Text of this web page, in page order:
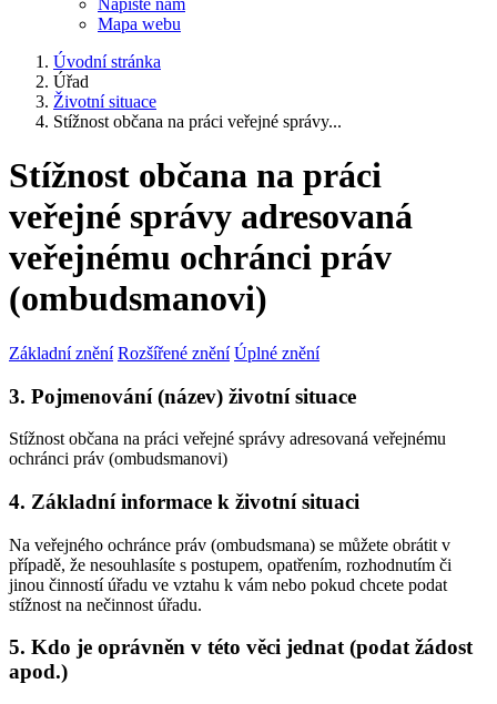
Napište nám
Mapa webu
Úvodní stránka
Úřad
Životní situace
Stížnost občana na práci veřejné správy...
Stížnost občana na práci
veřejné správy adresovaná
veřejnému ochránci práv
(ombudsmanovi)
Základní znění Rozšířené znění Úplné znění
3. Pojmenování (název) životní situace
Stížnost občana na práci veřejné správy adresovaná veřejnému
ochránci práv (ombudsmanovi)
4. Základní informace k životní situaci
Na veřejného ochránce práv (ombudsmana) se můžete obrátit v
případě, že nesouhlasíte s postupem, opatřením, rozhodnutím či
jinou činností úřadu ve vztahu k vám nebo pokud chcete podat
stížnost na nečinnost úřadu.
5. Kdo je oprávněn v této věci jednat (podat žádost
apod.)